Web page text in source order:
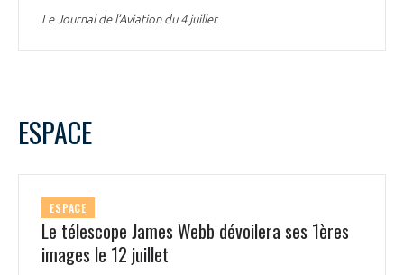
Le Journal de l’Aviation du 4 juillet
ESPACE
ESPACE
Le télescope James Webb dévoilera ses 1ères
images le 12 juillet